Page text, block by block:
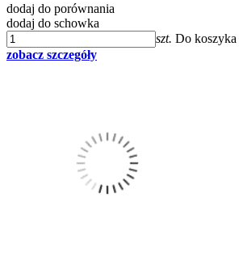
dodaj do porównania
dodaj do schowka
szt. Do koszyka
zobacz szczegóły